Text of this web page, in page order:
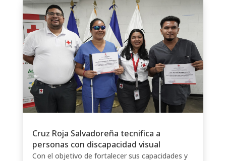
Cruz Roja Salvadoreña tecnifica a
personas con discapacidad visual
Con el objetivo de fortalecer sus capacidades y